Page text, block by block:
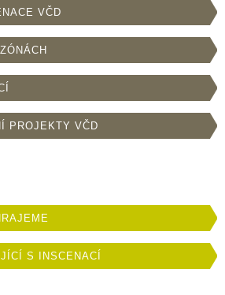
VČD
PROJEKTY VČD
S INSCENACÍ